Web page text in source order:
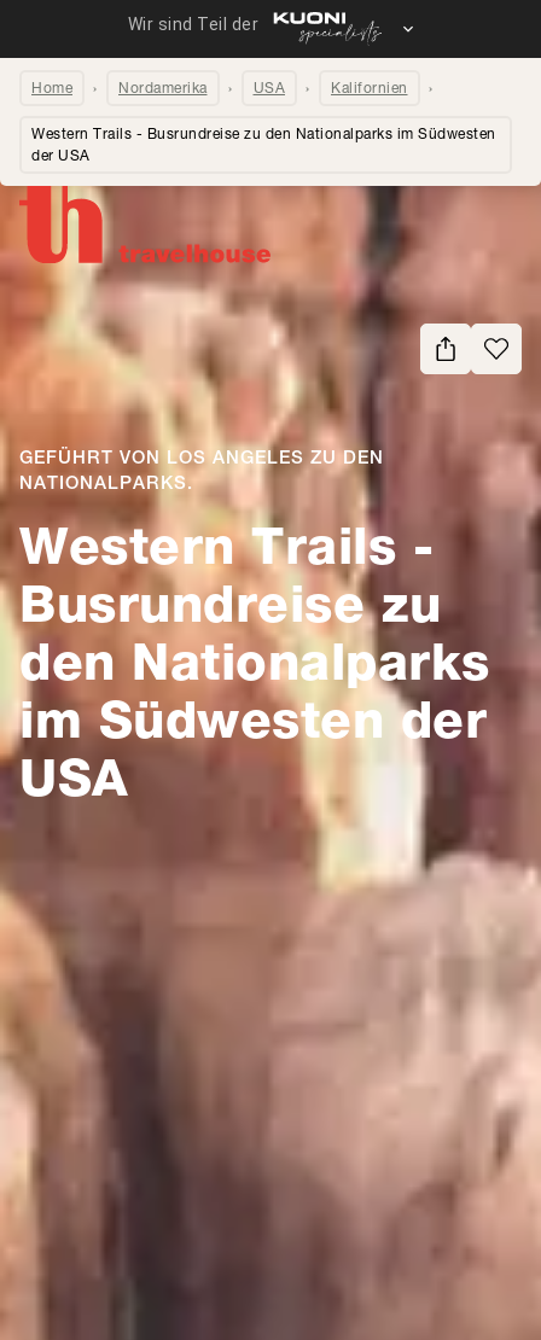
Home Nordamerika USA Kalifornien
Western Trails - Busrundreise zu den Nationalparks im Südwesten
der USA
Western Trails -
Busrundreise zu
den Nationalparks
im Südwesten der
USA
GEFÜHRT VON LOS ANGELES ZU DEN
NATIONALPARKS.